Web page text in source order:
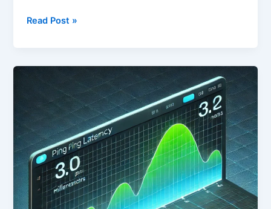
ModSecurity
Read Post »